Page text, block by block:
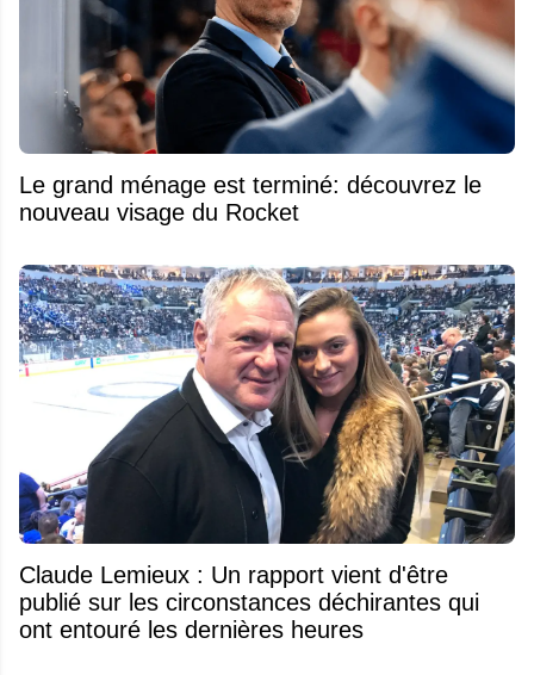
Le grand ménage est terminé: découvrez le
nouveau visage du Rocket
Claude Lemieux : Un rapport vient d'être
publié sur les circonstances déchirantes qui
ont entouré les dernières heures